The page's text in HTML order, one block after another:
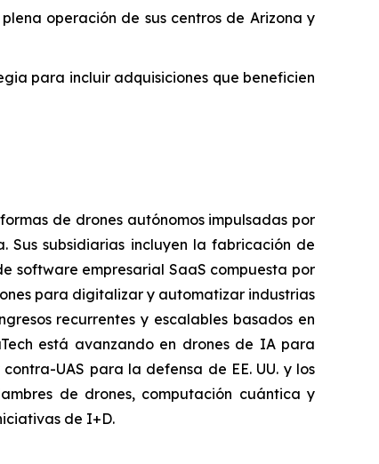
operación de sus centros de Arizona y
para incluir adquisiciones que beneficien
de drones autónomos impulsadas por
subsidiarias incluyen la fabricación de
software empresarial SaaS compuesta por
para digitalizar y automatizar industrias
recurrentes y escalables basados en
está avanzando en drones de IA para
UAS para la defensa de EE. UU. y los
de drones, computación cuántica y
de I+D.